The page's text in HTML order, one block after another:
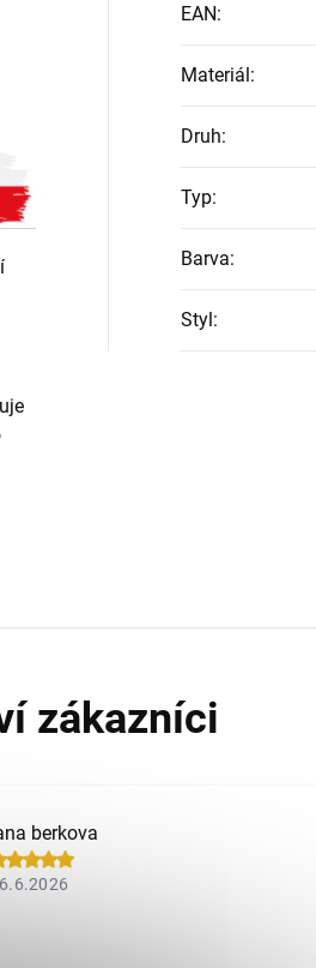
EAN:
Materiál:
Druh:
Typ:
Barva:
Styl:
berkova